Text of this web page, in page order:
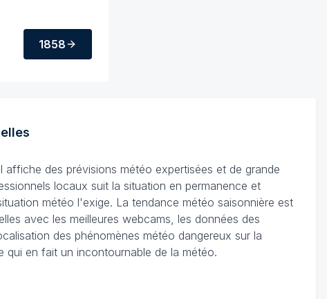
1858
affiche des prévisions météo expertisées et de grande
locaux suit la situation en permanence et
météo l'exige. La tendance météo saisonnière est
avec les meilleures webcams, les données des
des phénomènes météo dangereux sur la
qui en fait un incontournable de la météo.